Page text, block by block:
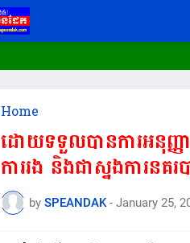
Home
ដោយទទួលបានការអនុញ្ញ
ការរង​ និងជាស្នងការនគ
by SPEANDAK - January 25,